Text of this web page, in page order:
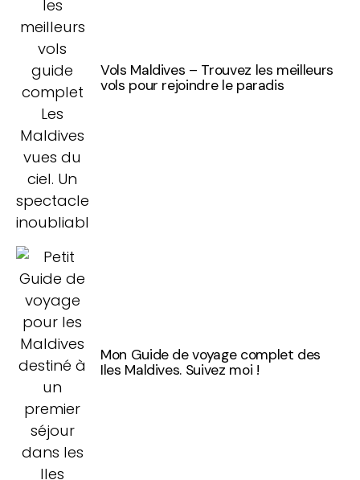
Vols Maldives – Trouvez les meilleurs
vols pour rejoindre le paradis
Mon Guide de voyage complet des
Iles Maldives. Suivez moi !